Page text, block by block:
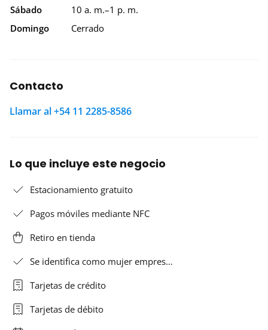
Sábado
10 a. m.–1 p. m.
Domingo
Cerrado
Contacto
Llamar al +54 11 2285-8586
Lo que incluye este negocio
Estacionamiento gratuito
Pagos móviles mediante NFC
Retiro en tienda
Se identifica como mujer empres…
Tarjetas de crédito
Tarjetas de débito